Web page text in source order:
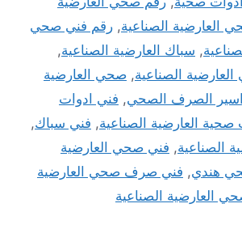
العارضية الصناعية, رقم فني صحي
, سباك العارضية الصناعية,
الصناعية, صحي العارضية
الصرف الصحي, فني ادوات
صحية العارضية الصناعية, فني سباك,
الصناعية, فني صحي العارضية
هندي, فني صرف صحي العارضية
العارضية الصناعية